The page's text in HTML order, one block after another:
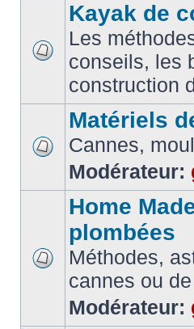
Kayak de
Les
conseils, les
construction
Matériels
Cannes,
Modérateur:
Home
plombées
Méthodes,
cannes ou
Modérateur: